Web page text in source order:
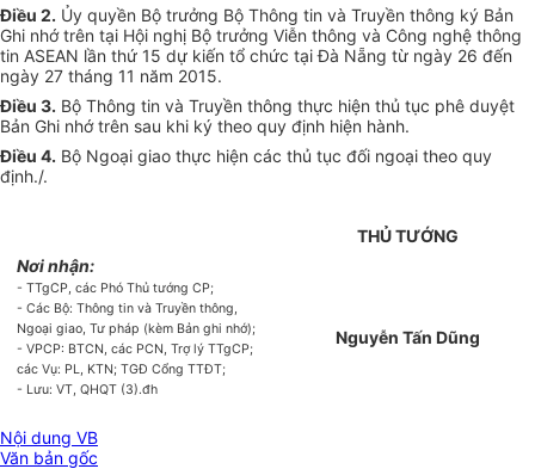
Điều 2. Ủy quyền Bộ trưởng Bộ Thông tin và Truyền thông ký Bản
Ghi nhớtrên tại Hội nghị Bộ trưởng Viễn thông và Công nghệ thông
tin ASEAN lần thứ 15 dự kiến tổ chức tại Đà Nẵng từ ngày 26 đến
ngày 27 tháng 11 năm 2015.
Điều 3. Bộ Thông tin và Truyền thông thực hiện thủ tục phê duyệt
Bản Ghi nhớ trên sau khi ký theo quy định hiện hành.
Điều 4. Bộ Ngoại giao thực hiện các thủ tục đối ngoại theo quy
định./.
Nơi nhận:
- TTgCP, các Phó Thủ tướng CP;
- Các Bộ: Thông tin và Truyền thông,
Ngoại giao, Tư pháp (kèm Bản ghi nhớ);
- VPCP: BTCN, các PCN, Trợ lý TTgCP;
các Vụ: PL, KTN; TGĐCổng TTĐT;
- Lưu: VT, QHQT (3).đh
THỦ TƯỚNG
Nguyễn Tấn Dũng
Nội dung VB
Văn bản gốc